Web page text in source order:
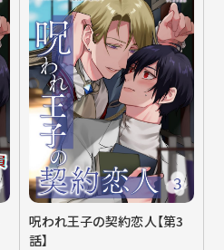
呪われ王子の契約恋人【第3
話】